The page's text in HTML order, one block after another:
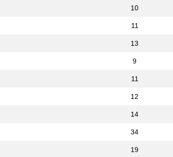
10
11
13
9
11
12
14
34
19